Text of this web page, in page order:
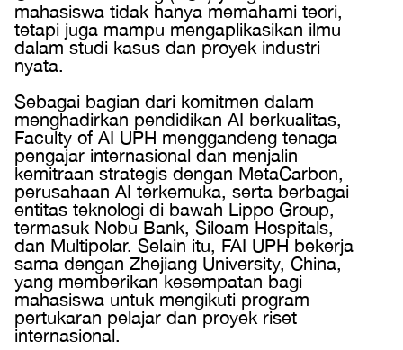
mahasiswa tidak hanya memahami teori,
tetapi juga mampu mengaplikasikan ilmu
dalam studi kasus dan proyek industri
nyata.
Sebagai bagian dari komitmen dalam
menghadirkan pendidikan AI berkualitas,
Faculty of AI UPH menggandeng tenaga
pengajar internasional dan menjalin
kemitraan strategis dengan MetaCarbon,
perusahaan AI terkemuka, serta berbagai
entitas teknologi di bawah Lippo Group,
termasuk Nobu Bank, Siloam Hospitals,
dan Multipolar. Selain itu, FAI UPH bekerja
sama dengan Zhejiang University, China,
yang memberikan kesempatan bagi
mahasiswa untuk mengikuti program
pertukaran pelajar dan proyek riset
internasional.